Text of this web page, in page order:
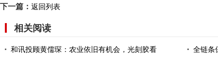
下一篇： 返回列表
相关阅读
和讯投顾黄儒琛：农业依旧有机会，光刻胶看 全链条